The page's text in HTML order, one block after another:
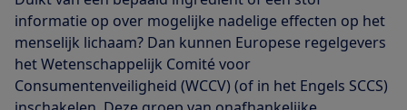
informatie op over mogelijke nadelige effecten op het
menselijk lichaam? Dan kunnen Europese regelgevers
het Wetenschappelijk Comité voor
Consumentenveiligheid (WCCV) (of in het Engels SCCS)